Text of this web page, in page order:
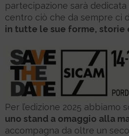
partecipazione sarà dedicata
centro ciò che da sempre ci
in tutte le sue forme, storie
Per l’edizione 2025 abbiamo
uno stand a omaggio alla
accompagna da oltre un